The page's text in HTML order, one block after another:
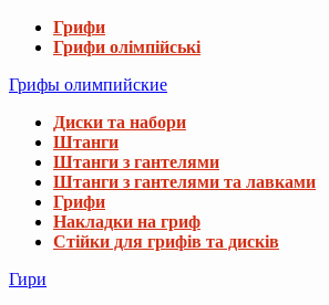
Грифи
Грифи олімпійські
Грифы олимпийские
Диски та набори
Штанги
Штанги з гантелями
Штанги з гантелями та лавками
Грифи
Накладки на гриф
Стійки для грифів та дисків
Гири